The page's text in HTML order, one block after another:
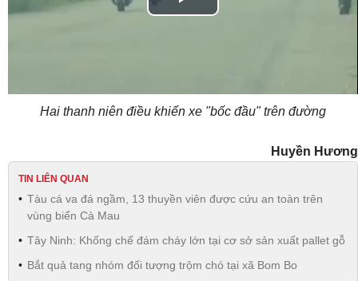
Play
Hai thanh niên điều khiển xe "bốc đầu" trên đường
Huyền Hương
TIN LIÊN QUAN
Tàu cá va đá ngầm, 13 thuyền viên được cứu an toàn trên
vùng biển Cà Mau
Tây Ninh: Khống chế đám cháy lớn tại cơ sở sản xuất pallet gỗ
Bắt quả tang nhóm đối tượng trộm chó tại xã Bom Bo